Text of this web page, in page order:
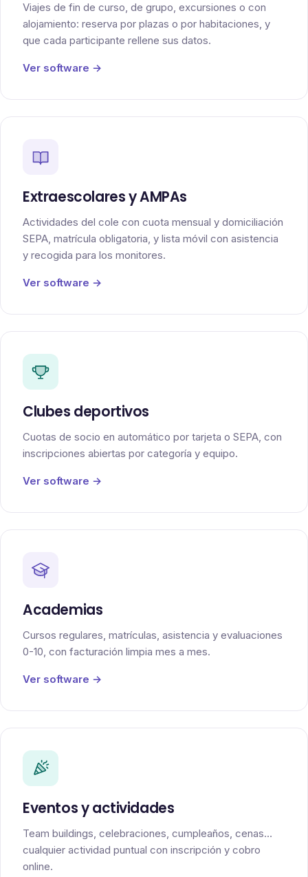
Viajes de fin de curso, de grupo, excursiones o con
alojamiento: reserva por plazas o por habitaciones, y
que cada participante rellene sus datos.
Ver software →
Extraescolares y AMPAs
Actividades del cole con cuota mensual y domiciliación
SEPA, matrícula obligatoria, y lista móvil con asistencia
y recogida para los monitores.
Ver software →
Clubes deportivos
Cuotas de socio en automático por tarjeta o SEPA, con
inscripciones abiertas por categoría y equipo.
Ver software →
Academias
Cursos regulares, matrículas, asistencia y evaluaciones
0-10, con facturación limpia mes a mes.
Ver software →
Eventos y actividades
Team buildings, celebraciones, cumpleaños, cenas…
cualquier actividad puntual con inscripción y cobro
online.